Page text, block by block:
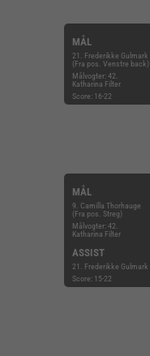
MÅL
21. Frederikke Gulmark
(Fra pos. Venstre back)
Målvogter: 42.
Katharina Filter
Score: 16-22
MÅL
9. Camilla Thorhauge
(Fra pos. Streg)
Målvogter: 42.
Katharina Filter
ASSIST
21. Frederikke Gulmark
Score: 15-22